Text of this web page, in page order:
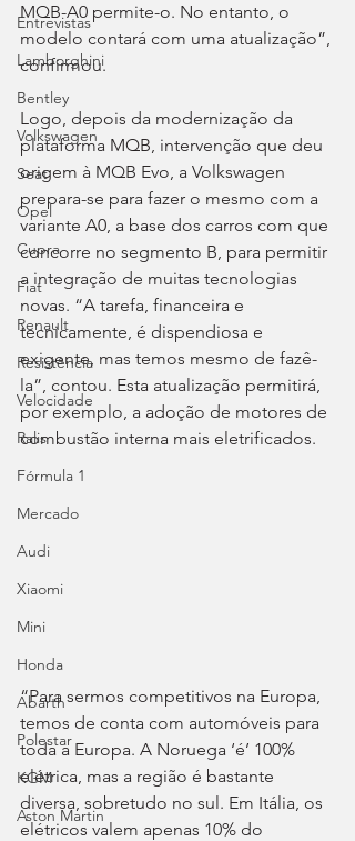
Entrevistas
Lamborghini
Bentley
Volkswagen
Seat
Opel
Cupra
Fiat
Renault
Resistência
Velocidade
Ralis
Fórmula 1
Mercado
Audi
Xiaomi
Mini
Honda
Abarth
Polestar
KGM
Aston Martin
MQB-A0 permite-o. No entanto, o
modelo contará com uma atualização”,
confirmou.
Logo, depois da modernização da
plataforma MQB, intervenção que deu
origem à MQB Evo, a Volkswagen
prepara-se para fazer o mesmo com a
variante A0, a base dos carros com que
concorre no segmento B, para permitir
a integração de muitas tecnologias
novas. “A tarefa, financeira e
tecnicamente, é dispendiosa e
exigente, mas temos mesmo de fazê-
la”, contou. Esta atualização permitirá,
por exemplo, a adoção de motores de
combustão interna mais eletrificados.
“Para sermos competitivos na Europa,
temos de conta com automóveis para
toda a Europa. A Noruega ‘é’ 100%
elétrica, mas a região é bastante
diversa, sobretudo no sul. Em Itália, os
elétricos valem apenas 10% do